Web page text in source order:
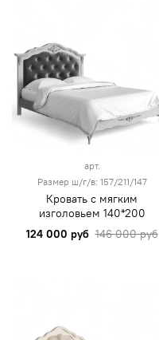
арт.
Размер ш/г/в: 157/211/147
Кровать с мягким
изголовьем 140*200
124 000 руб 146 000 руб